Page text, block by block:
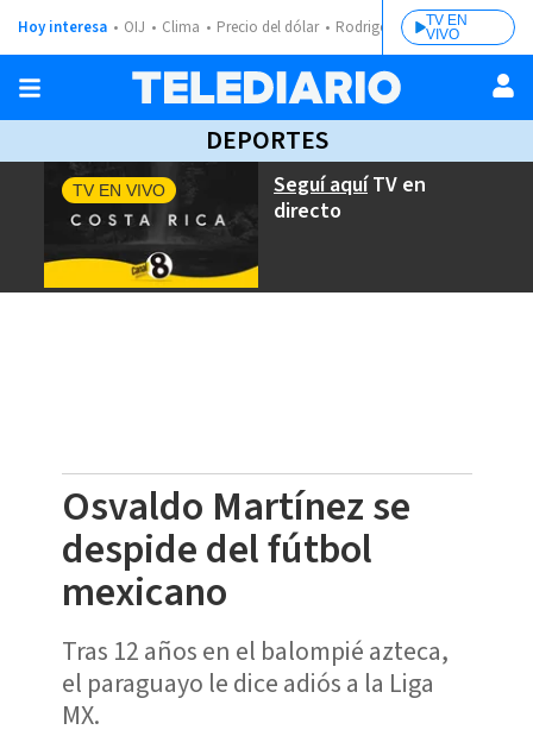
Hoy interesa OIJ Clima Precio del dólar Rodrigo ChavesTV EN
VIVO
DEPORTES
Seguí aquíTV en
directo
TV EN VIVO
Osvaldo Martínez se
despide del fútbol
mexicano
Tras 12 años en el balompié azteca,
el paraguayo le dice adiós a la Liga
MX.